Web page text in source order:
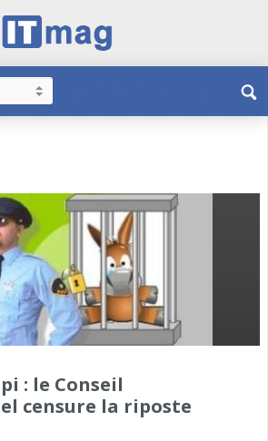
: le Conseil
censure la riposte